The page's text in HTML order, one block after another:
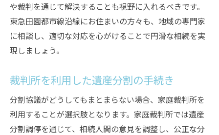
や裁判を通じて解決することも視野に入れるべきです。
東急田園都市線沿線にお住まいの方々も、地域の専門家
に相談し、適切な対応を心がけることで円滑な相続を実
現しましょう。
裁判所を利用した遺産分割の手続き
分割協議がどうしてもまとまらない場合、家庭裁判所を
利用することが選択肢となります。家庭裁判所では遺産
分割調停を通じて、相続人間の意見を調整し、公正な分